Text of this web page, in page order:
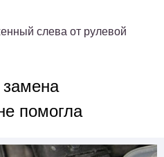
слева от рулевой
замена
помогла